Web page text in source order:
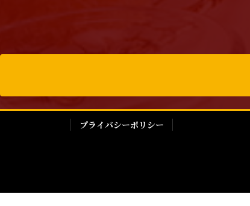
プライバシーポリシー